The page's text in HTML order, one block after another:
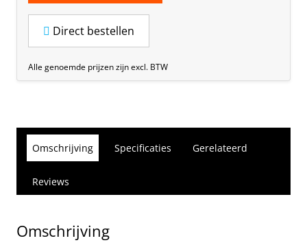
Direct bestellen
Alle genoemde prijzen zijn excl. BTW
Omschrijving Specificaties Gerelateerd
Reviews
Omschrijving